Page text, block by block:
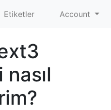
Etiketler Account